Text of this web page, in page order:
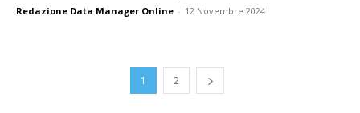
Redazione Data Manager Online - 12 Novembre 2024
1 2